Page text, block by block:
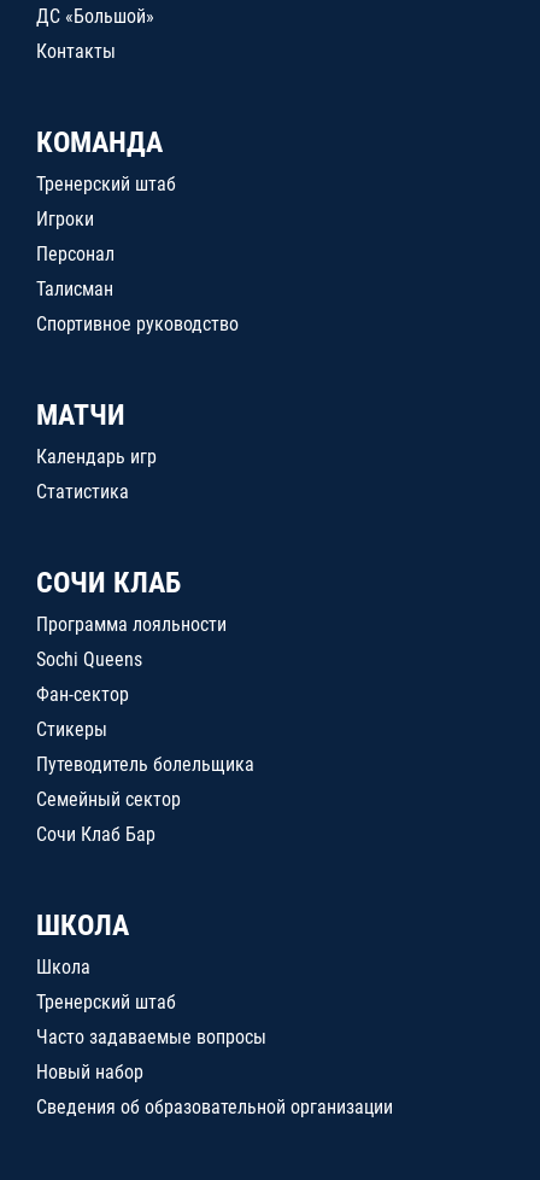
ДС «Большой»
Контакты
КОМАНДА
Тренерский штаб
Игроки
Персонал
Талисман
Спортивное руководство
МАТЧИ
Календарь игр
Статистика
СОЧИ КЛАБ
Программа лояльности
Sochi Queens
Фан-сектор
Стикеры
Путеводитель болельщика
Семейный сектор
Сочи Клаб Бар
ШКОЛА
Школа
Тренерский штаб
Часто задаваемые вопросы
Новый набор
Сведения об образовательной организации